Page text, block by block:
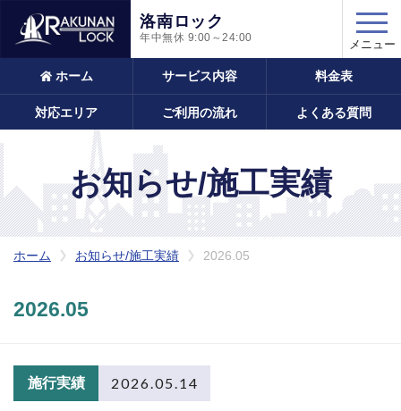
洛南ロック
年中無休 9:00～24:00 メニュー
ホーム サービス内容 料金表
対応エリア ご利用の流れ よくある質問
お知らせ/施工実績
ホーム お知らせ/施工実績 2026.05
2026.05
施行実績 2026.05.14